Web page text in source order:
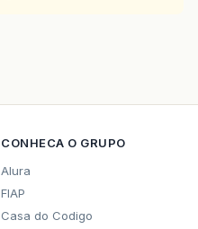
CONHECA O GRUPO
Alura
FIAP
Casa do Codigo